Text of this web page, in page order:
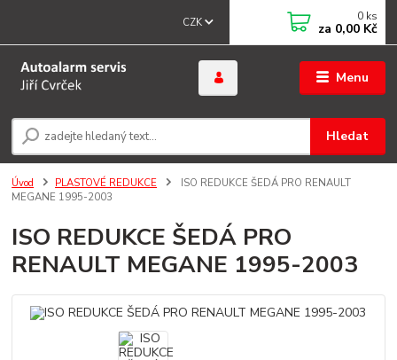
Menu
CZK
Hledat
0 ks
za 0,00 Kč
Úvod PLASTOVÉ REDUKCE
ISO REDUKCE ŠEDÁ PRO RENAULT
MEGANE 1995-2003
ISO REDUKCE ŠEDÁ PRO
RENAULT MEGANE 1995-2003